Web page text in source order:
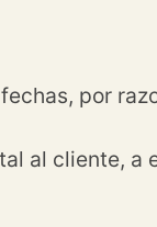
por
al cliente, a